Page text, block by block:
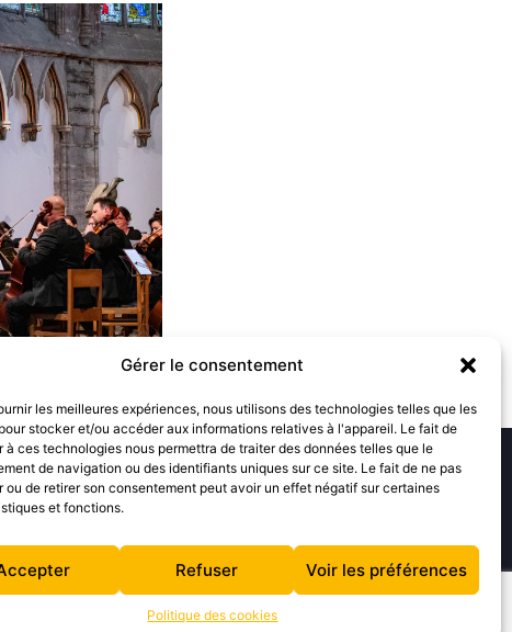
Gérer le consentement
les meilleures expériences, nous utilisons des technologies telles que les
stocker et/ou accéder aux informations relatives à l'appareil. Le fait de
à ces technologies nous permettra de traiter des données telles que le
de navigation ou des identifiants uniques sur ce site. Le fait de ne pas
ou de retirer son consentement peut avoir un effet négatif sur certaines
et fonctions.
Refuser Voir les préférences
Politique des cookies
nous
d'accueil
Suivez nous
Facebook